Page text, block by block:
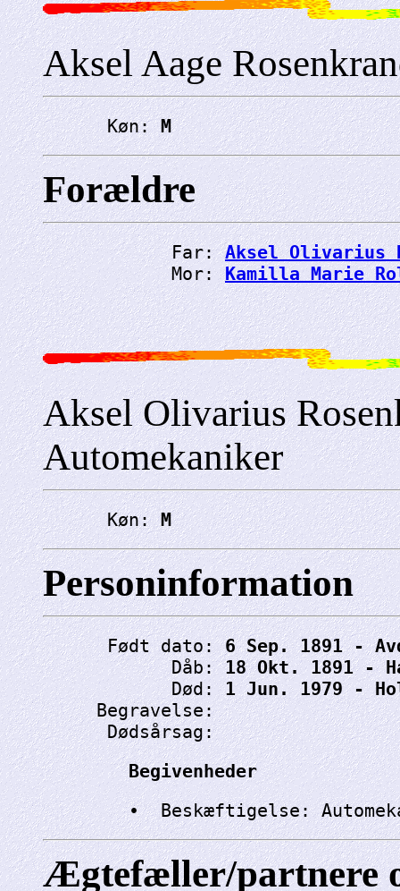
Aksel Aage
      Køn:
M
Forældre
            Far:
Aksel Olivarius
            Mor:
Kamilla Marie
Aksel Olivarius
Automekaniker
      Køn:
M
Personinformation
      Født dato:
6 Sep. 1891 -
            Dåb:
18 Okt. 1891 -
            Død:
1 Jun. 1979 -
     Begravelse:
      Dødsårsag:
Begivenheder
Ægtefæller/partnere